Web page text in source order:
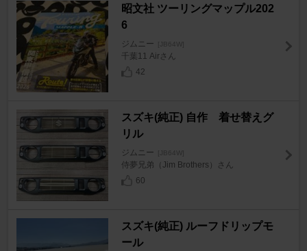
昭文社 ツーリングマップル202
6
ジムニー [JB64W]
千葉11 Airさん
42
スズキ(純正) 自作 着せ替えグ
リル
ジムニー [JB64W]
侍夢兄弟（Jim Brothers）さん
60
スズキ(純正) ルーフドリップモ
ール